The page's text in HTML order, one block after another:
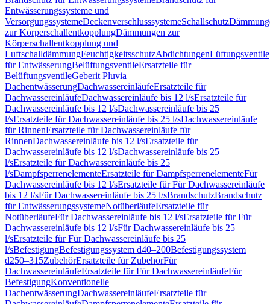
Entwässerungssysteme und
VersorgungssystemeDeckenverschlusssystemeSchallschutz
zur KörperschallentkopplungDämmungen zur
Körperschallentkopplung und
LuftschalldämmungFeuchtigkeitsschutzAbdichtungenLüftungsventile
für EntwässerungBelüftungsventileErsatzteile für
BelüftungsventileGeberit Pluvia
DachentwässerungDachwassereinläufeErsatzteile für
DachwassereinläufeDachwassereinläufe bis 12 l/sErsatzteile für
Dachwassereinläufe bis 12 l/sDachwassereinläufe bis 25
l/sErsatzteile für Dachwassereinläufe bis 25 l/sDachwassereinläufe
für RinnenErsatzteile für Dachwassereinläufe für
RinnenDachwassereinläufe bis 12 l/sErsatzteile für
Dachwassereinläufe bis 12 l/sDachwassereinläufe bis 25
l/sErsatzteile für Dachwassereinläufe bis 25
l/sDampfsperrenelementeErsatzteile für DampfsperrenelementeFür
Dachwassereinläufe bis 12 l/sErsatzteile für Für Dachwassereinläufe
bis 12 l/sFür Dachwassereinläufe bis 25 l/sBrandschutzBrandschutz
für EntwässerungssystemeNotüberläufeErsatzteile für
NotüberläufeFür Dachwassereinläufe bis 12 l/sErsatzteile für Für
Dachwassereinläufe bis 12 l/sFür Dachwassereinläufe bis 25
l/sErsatzteile für Für Dachwassereinläufe bis 25
l/sBefestigungBefestigungssystem d40–200Befestigungssystem
d250–315ZubehörErsatzteile für ZubehörFür
DachwassereinläufeErsatzteile für Für DachwassereinläufeFür
BefestigungKonventionelle
DachentwässerungDachwassereinläufeErsatzteile für